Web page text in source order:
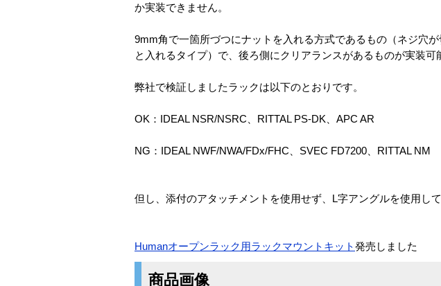
か実装できません。
9mm角で一箇所づつにナットを入れる方式であるもの（ネジ穴
と入れるタイプ）で、後ろ側にクリアランスがあるものが実装可
弊社で検証しましたラックは以下のとおりです。
OK：IDEAL NSR/NSRC、RITTAL PS-DK、APC AR
NG：IDEAL NWF/NWA/FDx/FHC、SVEC FD7200、RITTAL NM
但し、添付のアタッチメントを使用せず、L字アングルを使用し
Humanオープンラック用ラックマウントキット発売しました
商品画像